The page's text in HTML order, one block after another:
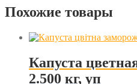
Похожие товары
Капуста
2.500 кг, уп